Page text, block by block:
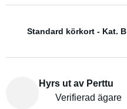
Standard körkort - Kat. B
Hyrs ut av Perttu
Verifierad ägare